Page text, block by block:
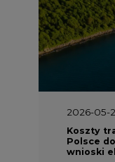
2026-05-
Koszty
Polsce
wnioski